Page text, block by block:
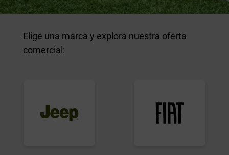
Elige una marca y explora nuestra oferta
comercial: